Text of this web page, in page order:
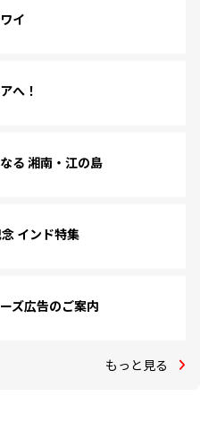
イ
へ！
る 湘南・江の島
インド特集
ズ広告のご案内
もっと見る